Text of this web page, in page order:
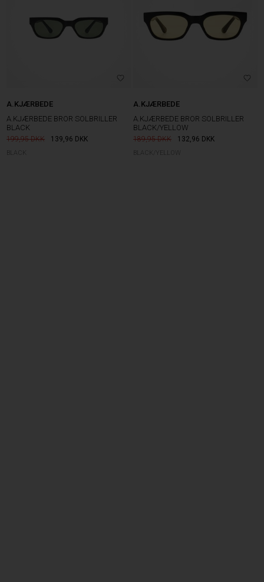
A.KJÆRBEDE
A.KJÆRBEDE BROR SOLBRILLER
BLACK
199,95 139,96 DKK
BLACK
A.KJÆRBEDE
A.KJÆRBEDE BROR SOLBRILLER
BLACK/YELLOW
189,95 132,96 DKK
BLACK/YELLOW